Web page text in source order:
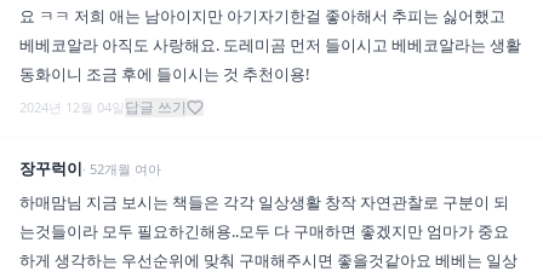
요 ㅋㅋ 저희 애는 남아이지만 아기자기한걸 좋아해서 추피는 싫어했고
베베코알라 아직도 사랑해요. 도레미곰 먼저 들이시고 베베코알라는 생활
동화이니 조금 후에 들이시는 것 추천이용!
2024년 12월 04일 답글 쓰기
장꾸럭이· 52개월 여아
하매맘님 지금 보시는 책들은 각각 일상생활 창작 자연관찰로 구분이 되
는것들이라 모두 필요하긴해용..모두 다 구매하면 좋겠지만 엄마가 중요
하게 생각하는 우선순위에 맞춰 구매해주시면 좋을것같아요 베베는 일상